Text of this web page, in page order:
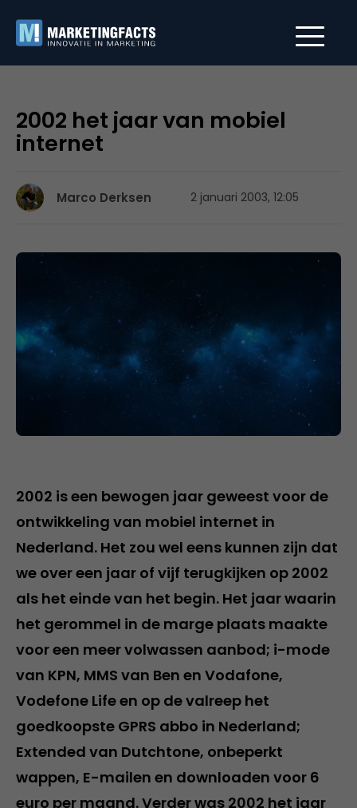
2002 het jaar van mobiel
internet
Marco Derksen 2 januari 2003, 12:05
2002 is een bewogen jaar geweest voor de
ontwikkeling van mobiel internet in
Nederland. Het zou wel eens kunnen zijn dat
we over een jaar of vijf terugkijken op 2002
als het einde van het begin. Het jaar waarin
het gerommel in de marge plaats maakte
voor een meer volwassen aanbod; i-mode
van KPN, MMS van Ben en Vodafone,
Vodefone Life en op de valreep het
goedkoopste GPRS abbo in Nederland;
Extended van Dutchtone, onbeperkt
wappen, E-mailen en downloaden voor 6
euro per maand. Verder was 2002 het jaar